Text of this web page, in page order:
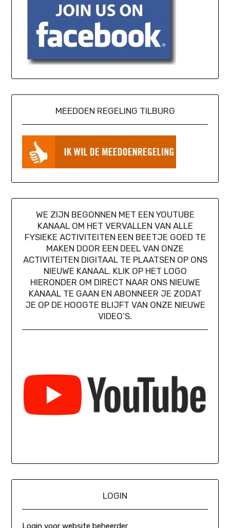
MEEDOEN REGELING TILBURG
WE ZIJN BEGONNEN MET EEN YOUTUBE
KANAAL OM HET VERVALLEN VAN ALLE
FYSIEKE ACTIVITEITEN EEN BEETJE GOED TE
MAKEN DOOR EEN DEEL VAN ONZE
ACTIVITEITEN DIGITAAL TE PLAATSEN OP ONS
NIEUWE KANAAL. KLIK OP HET LOGO
HIERONDER OM DIRECT NAAR ONS NIEUWE
KANAAL TE GAAN EN ABONNEER JE ZODAT
JE OP DE HOOGTE BLIJFT VAN ONZE NIEUWE
VIDEO’S.
LOGIN
Login voor website beheerder